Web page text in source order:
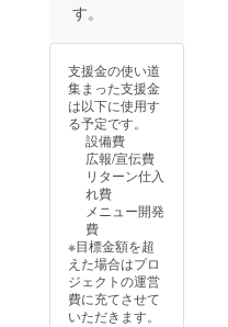
援をし
お声掛
けくだ
さい。
・有効
期間：
2025年
12月31
に使用
してく
ださ
い。
す。
支援金の使い道
集まった支援金
は以下に使用す
る予定です。
設備費
広報/宣伝費
リターン仕入
れ費
メニュー開発
費
※目標金額を超
えた場合はプロ
ジェクトの運営
費に充てさせて
いただきます。